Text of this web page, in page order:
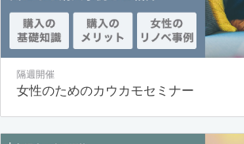
隔週開催
女性のためのカウカモセミナー